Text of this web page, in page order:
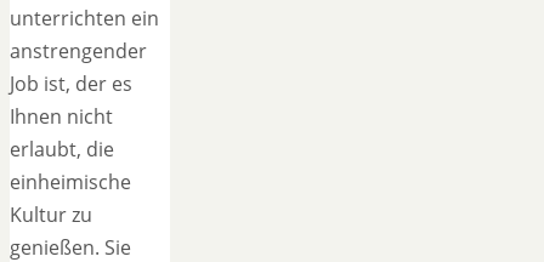
unterrichten ein
anstrengender
Job ist, der es
Ihnen nicht
erlaubt, die
einheimische
Kultur zu
genießen. Sie